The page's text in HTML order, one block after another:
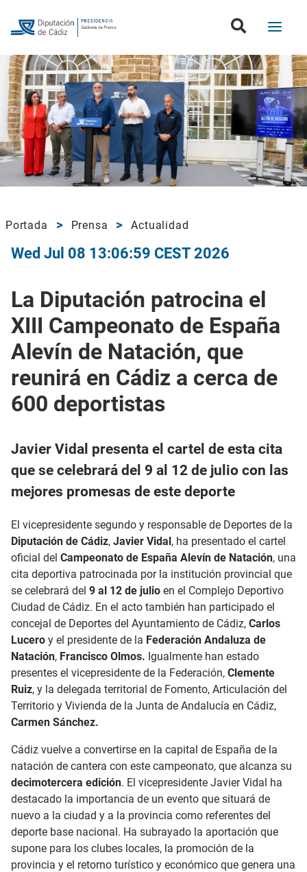
Portada Prensa Actualidad
Wed Jul 08 13:06:59 CEST 2026
La Diputación patrocina el
XIII Campeonato de España
Alevín de Natación, que
reunirá en Cádiz a cerca de
600 deportistas
Javier Vidal presenta el cartel de esta cita
que se celebrará del 9 al 12 de julio con las
mejores promesas de este deporte
El vicepresidente segundo y responsable de Deportes de la
Diputación de Cádiz, Javier Vidal, ha presentado el cartel
oficial del Campeonato de España Alevín de Natación, una
cita deportiva patrocinada por la institución provincial que
se celebrará del 9 al 12 de julio en el Complejo Deportivo
Ciudad de Cádiz. En el acto también han participado el
concejal de Deportes del Ayuntamiento de Cádiz, Carlos
Lucero y el presidente de la Federación Andaluza de
Natación, Francisco Olmos. Igualmente han estado
presentes el vicepresidente de la Federación, Clemente
Ruiz, y la delegada territorial de Fomento, Articulación del
Territorio y Vivienda de la Junta de Andalucía en Cádiz,
Carmen Sánchez.
Cádiz vuelve a convertirse en la capital de España de la
natación de cantera con este campeonato, que alcanza su
decimotercera edición. El vicepresidente Javier Vidal ha
destacado la importancia de un evento que situará de
nuevo a la ciudad y a la provincia como referentes del
deporte base nacional. Ha subrayado la aportación que
supone para los clubes locales, la promoción de la
provincia y el retorno turístico y económico que genera una